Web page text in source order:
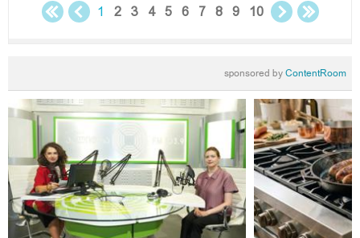
1 2 3 4 5 6 7 8 9 10
sponsored byContentRoom